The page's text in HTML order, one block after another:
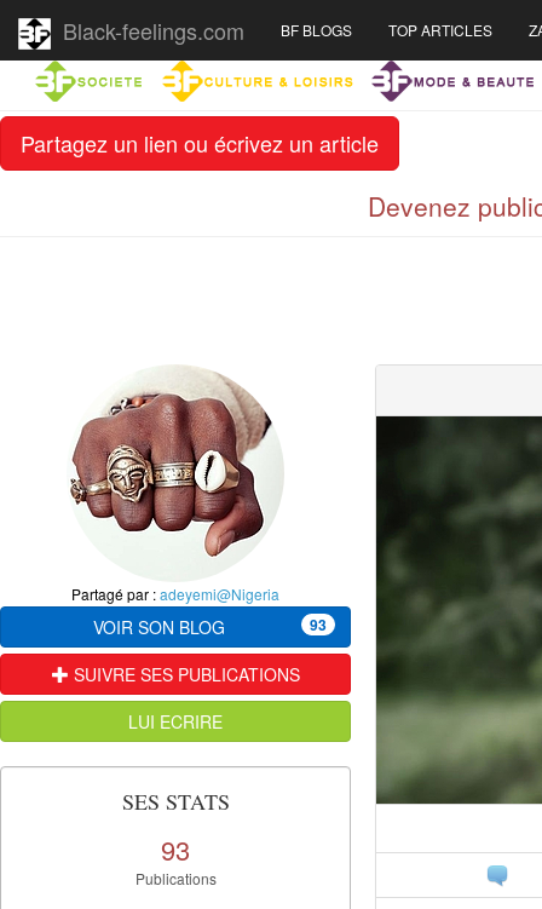
Partagez un lien ou écrivez un article
Black-feelings.com BF BLOGS TOP ARTICLES
Devenez
Partagé par :adeyemi@Nigeria
VOIR SON BLOG 93
SUIVRE SES PUBLICATIONS
LUI ECRIRE
SES STATS
93
Publications